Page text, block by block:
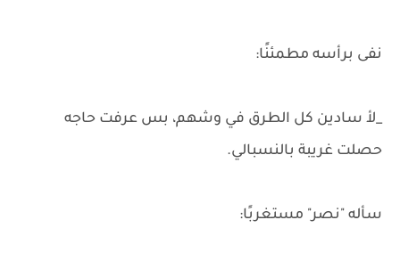
نفى برأسه مطمئنًا:
_لأ سادين كل الطرق في وشهم، بس عرفت حاجه
حصلت غريبة بالنسبالي.
سأله "نصر" مستغربًا: